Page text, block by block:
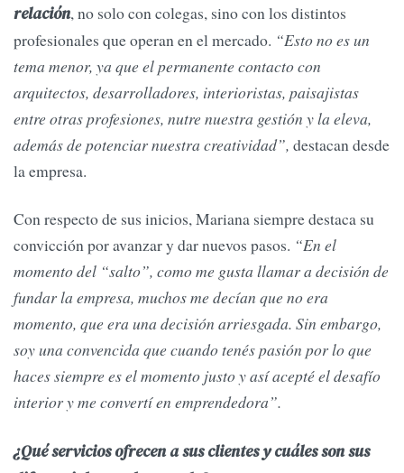
relación, no solo con colegas, sino con los distintos
profesionales que operan en el mercado. “Esto no es un
tema menor, ya que el permanente contacto con
arquitectos, desarrolladores, interioristas, paisajistas
entre otras profesiones, nutre nuestra gestión y la eleva,
además de potenciar nuestra creatividad”, destacan desde
la empresa.
Con respecto de sus inicios, Mariana siempre destaca su
convicción por avanzar y dar nuevos pasos. “En el
momento del “salto”, como me gusta llamar a decisión de
fundar la empresa, muchos me decían que no era
momento, que era una decisión arriesgada. Sin embargo,
soy una convencida que cuando tenés pasión por lo que
haces siempre es el momento justo y así acepté el desafío
interior y me convertí en emprendedora”.
¿Qué servicios ofrecen a sus clientes y cuáles son sus